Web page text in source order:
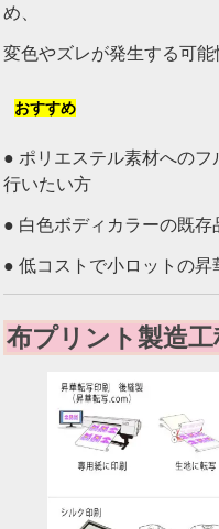
め、
変色やズレが発生する可能
おすすめ
● ポリエステル素材への
行いたい方
● 白色ボディカラーの既存
● 低コストで小ロットの
布プリント製造